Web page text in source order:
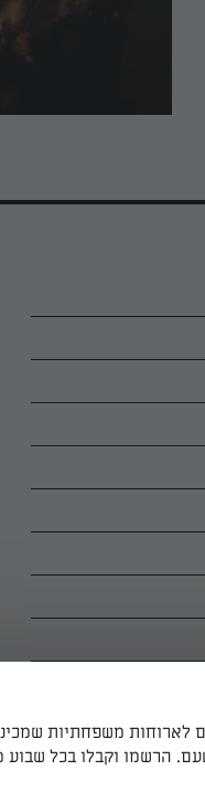
לארוחות משפחתיות
הרשמו וקבלו בכל שבוע